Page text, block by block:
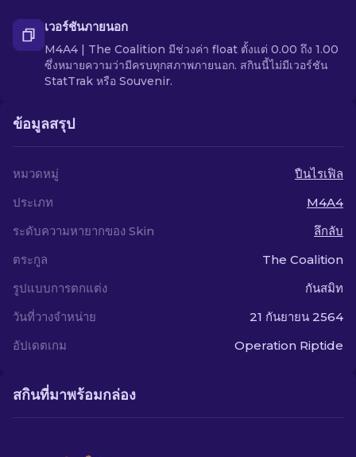
เวอร์ชันภายนอก
M4A4 | The Coalition มีช่วงค่า float ตั้งแต่ 0.00 ถึง 1.00
ซึ่งหมายความว่ามีครบทุกสภาพภายนอก. สกินนี้ไม่มีเวอร์ชัน
StatTrak หรือ Souvenir.
ข้อมูลสรุป
หมวดหมู่
ปืนไรเฟิล
ประเภท
M4A4
ระดับความหายากของ Skin
ลึกลับ
ตระกูล
The Coalition
รูปแบบการตกแต่ง
กันสมิท
วันที่วางจำหน่าย
21 กันยายน 2564
อัปเดตเกม
Operation Riptide
สกินที่มาพร้อมกล่อง